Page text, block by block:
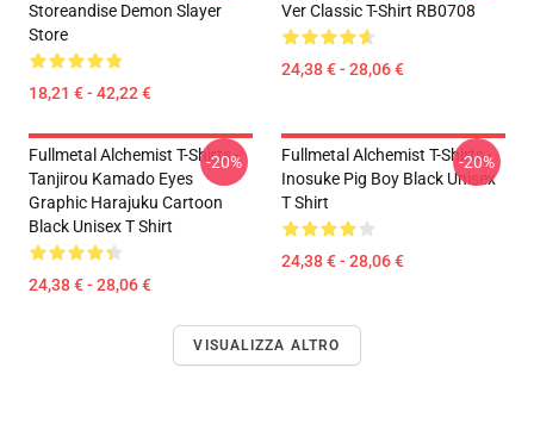
Storeandise Demon Slayer
Store
18,21 € - 42,22 €
Ver Classic T-Shirt RB0708
24,38 € - 28,06 €
Fullmetal Alchemist T-Shirts -
Tanjirou Kamado Eyes
Graphic Harajuku Cartoon
Black Unisex T Shirt
24,38 € - 28,06 €
-20%
Fullmetal Alchemist T-Shirts -
Inosuke Pig Boy Black Unisex
T Shirt
24,38 € - 28,06 €
-20%
VISUALIZZA ALTRO